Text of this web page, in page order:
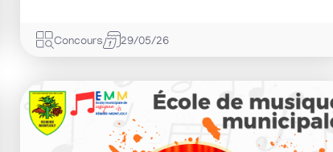
Concours 29/05/26